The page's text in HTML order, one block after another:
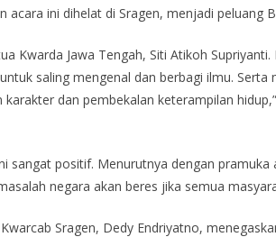
acara ini dihelat di Sragen, menjadi peluang
Kwarda Jawa Tengah, Siti Atikoh
saling mengenal dan berbagi ilmu. Serta
karakter dan pembekalan keterampilan
sangat positif. Menurutnya dengan
negara akan beres jika semua
Sragen, Dedy Endriyatno,